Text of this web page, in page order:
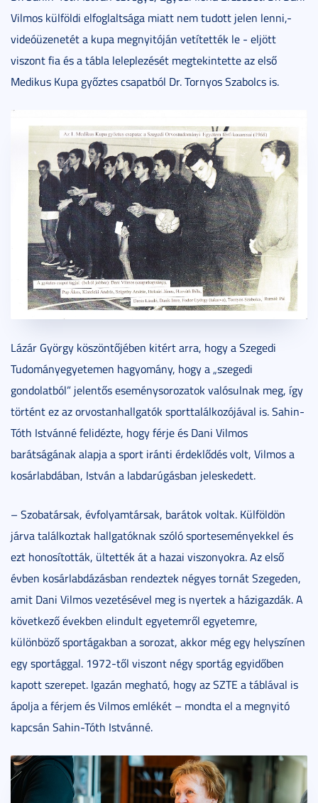
Vilmos külföldi elfoglaltsága miatt nem tudott jelen lenni,-
videóüzenetét a kupa megnyitóján vetítették le - eljött
viszont fia és a tábla leleplezését megtekintette az első
Medikus Kupa győztes csapatból Dr. Tornyos Szabolcs is.
Lázár György köszöntőjében kitért arra, hogy a Szegedi
Tudományegyetemen hagyomány, hogy a „szegedi
gondolatból” jelentős eseménysorozatok valósulnak meg, így
történt ez az orvostanhallgatók sporttalálkozójával is. Sahin-
Tóth Istvánné felidézte, hogy férje és Dani Vilmos
barátságának alapja a sport iránti érdeklődés volt, Vilmos a
kosárlabdában, István a labdarúgásban jeleskedett.
– Szobatársak, évfolyamtársak, barátok voltak. Külföldön
járva találkoztak hallgatóknak szóló sporteseményekkel és
ezt honosították, ültették át a hazai viszonyokra. Az első
évben kosárlabdázásban rendeztek négyes tornát Szegeden,
amit Dani Vilmos vezetésével meg is nyertek a házigazdák. A
következő években elindult egyetemről egyetemre,
különböző sportágakban a sorozat, akkor még egy helyszínen
egy sportággal. 1972-től viszont négy sportág egyidőben
kapott szerepet. Igazán megható, hogy az SZTE a táblával is
ápolja a férjem és Vilmos emlékét – mondta el a megnyitó
kapcsán Sahin-Tóth Istvánné.